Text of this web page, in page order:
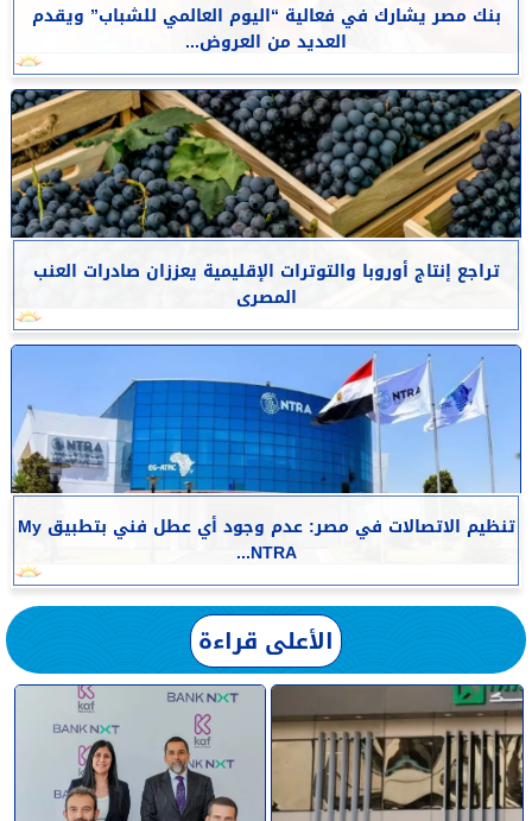
بنك مصر يشارك في فعالية “اليوم العالمي للشباب” ويقدم
العديد من العروض...
تراجع إنتاج أوروبا والتوترات الإقليمية يعززان صادرات العنب
المصرى
تنظيم الاتصالات في مصر: عدم وجود أي عطل فني بتطبيق My
NTRA...
الأعلى قراءة